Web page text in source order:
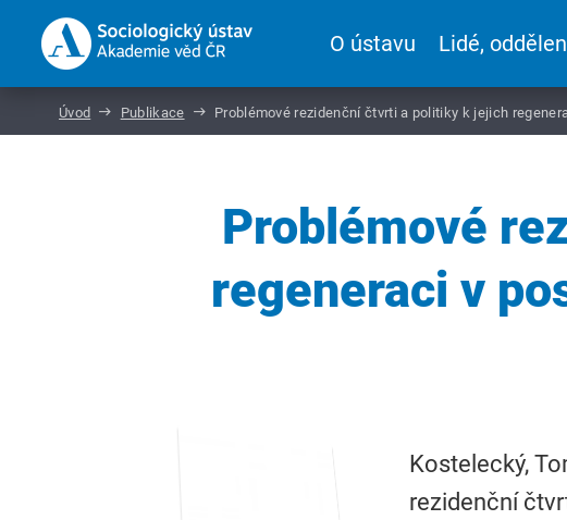
O ústavu Lidé,
Úvod Publikace Problémové rezidenční čtvrti a politiky k jejich
Problémové
regeneraci v
Kostelecký,
rezidenční